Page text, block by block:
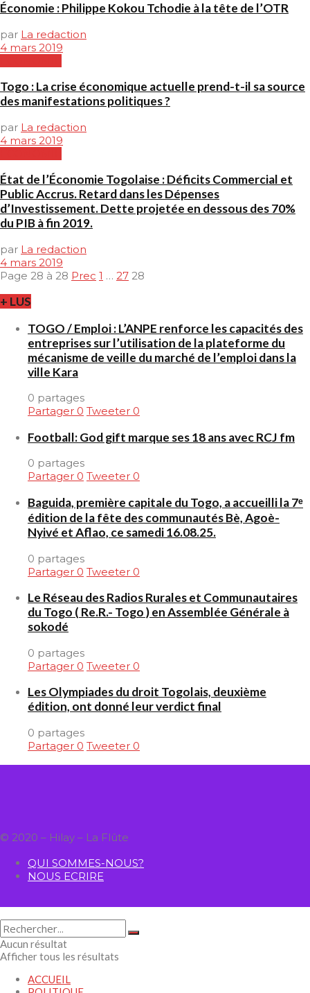
Économie : Philippe Kokou Tchodie à la tête de l’OTR
par La redaction
4 mars 2019
Togo : La crise économique actuelle prend-t-il sa source
des manifestations politiques ?
par La redaction
4 mars 2019
État de l’Économie Togolaise : Déficits Commercial et
Public Accrus. Retard dans les Dépenses
d’Investissement. Dette projetée en dessous des 70%
du PIB à fin 2019.
par La redaction
4 mars 2019
Page 28 à 28 Prec 1 … 27 28
+ LUS
TOGO / Emploi : L’ANPE renforce les capacités des
entreprises sur l’utilisation de la plateforme du
mécanisme de veille du marché de l’emploi dans la
ville Kara
0 partages
Partager 0 Tweeter 0
Football: God gift marque ses 18 ans avec RCJ fm
0 partages
Partager 0 Tweeter 0
Baguida, première capitale du Togo, a accueilli la 7ᵉ
édition de la fête des communautés Bè, Agoè-
Nyivé et Aflao, ce samedi 16.08.25.
0 partages
Partager 0 Tweeter 0
Le Réseau des Radios Rurales et Communautaires
du Togo ( Re.R.- Togo ) en Assemblée Générale à
sokodé
0 partages
Partager 0 Tweeter 0
Les Olympiades du droit Togolais, deuxième
édition, ont donné leur verdict final
0 partages
Partager 0 Tweeter 0
© 2020 – Hilay – La Flûte
QUI SOMMES-NOUS?
NOUS ECRIRE
Aucun résultat
Afficher tous les résultats
ACCUEIL